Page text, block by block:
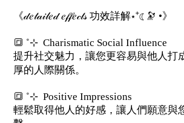
《𝒹𝑒𝓉𝒶𝒾𝓁𝑒𝒹 𝑒𝒻𝒻𝑒𝒸𝓉𝓈 功效詳解⋆⁺☾🔭 •》
🔳 ˚⊹ Charismatic Social Influence
提升社交魅力，讓您更容易與他人打
厚的人際關係。
🔳 ˚⊹ Positive Impressions
輕鬆取得他人的好感，讓人們願意與